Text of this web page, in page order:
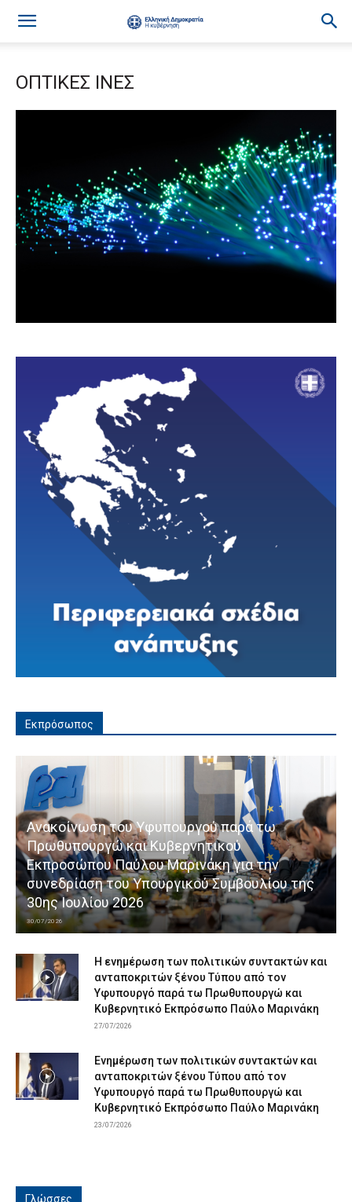
ΟΠΤΙΚΕΣ ΙΝΕΣ
Εκπρόσωπος
Ανακοίνωση του Υφυπουργού παρά τω
Πρωθυπουργώ και Κυβερνητικού
Εκπροσώπου Παύλου Μαρινάκη για την
συνεδρίαση του Υπουργικού Συμβουλίου της
30ης Ιουλίου 2026
30/07/2026
Η ενημέρωση των πολιτικών συντακτών και
ανταποκριτών ξένου Τύπου από τον
Υφυπουργό παρά τω Πρωθυπουργώ και
Κυβερνητικό Εκπρόσωπο Παύλο Μαρινάκη
27/07/2026
Ενημέρωση των πολιτικών συντακτών και
ανταποκριτών ξένου Τύπου από τον
Υφυπουργό παρά τω Πρωθυπουργώ και
Κυβερνητικό Εκπρόσωπο Παύλο Μαρινάκη
23/07/2026
Γλώσσες